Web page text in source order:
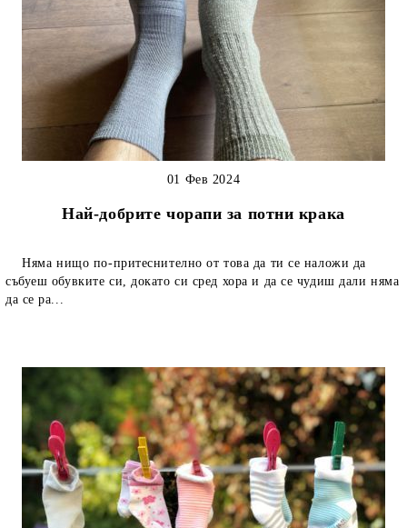
Най-добрите чорапи за потни крака
01 Фев 2024
Няма нищо по-притеснително от това да ти се наложи да
събуеш обувките си, докато си сред хора и да се чудиш дали няма
да се ра...